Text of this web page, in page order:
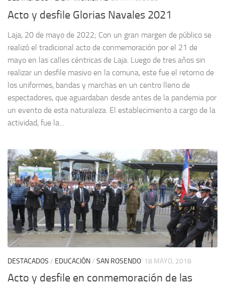
Acto y desfile Glorias Navales 2021
Laja, 20 de mayo de 2022; Con un gran margen de público se
realizó el tradicional acto de conmemoración por el 21 de
mayo en las calles céntricas de Laja. Luego de tres años sin
realizar un desfile masivo en la comuna, este fue el retorno de
los uniformes, bandas y marchas en un centro lleno de
espectadores, que aguardaban desde antes de la pandemia por
un evento de esta naturaleza. El establecimiento a cargo de la
actividad, fue la...
DESTACADOS / EDUCACIÓN/ SAN ROSENDO 18 MAYO, 2018
Acto y desfile en conmemoración de las